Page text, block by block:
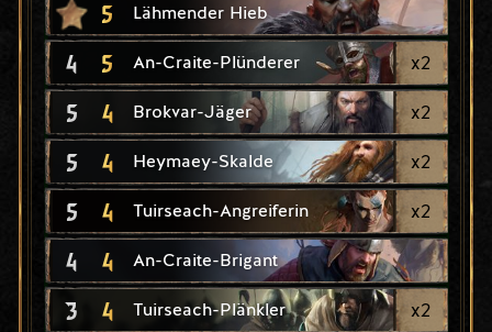
5 Lähmender Hieb
4 5 An-Craite-Plünderer x2
5 4 Brokvar-Jäger x2
5 4 Heymaey-Skalde x2
5 4 Tuirseach-Angreiferin x2
4 4 An-Craite-Brigant
3 4 Tuirseach-Plänkler x2